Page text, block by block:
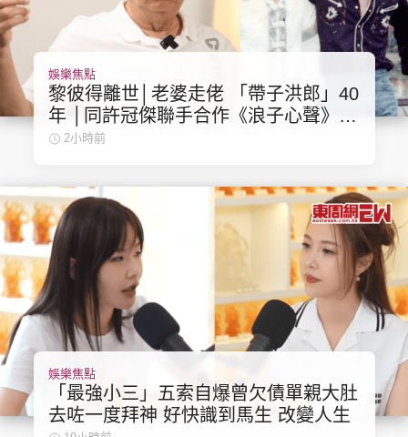
©Eastweek.com.hk. All rights reserved.
娛樂焦點
黎彼得離世│老婆走佬 「帶子洪郎」40
年 │同許冠傑聯手合作《浪子心聲》成
經典 合作7年拆夥
2小時前
娛樂焦點
「最強小三」五索自爆曾欠債單親大肚
去咗一度拜神 好快識到馬生 改變人生